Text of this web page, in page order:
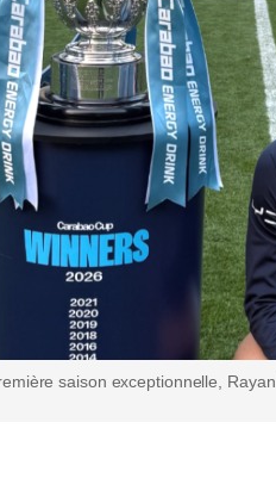
saison exceptionnelle,